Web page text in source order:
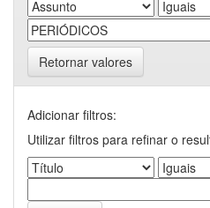
Retornar valores
Adicionar filtros:
Utilizar filtros para refinar o